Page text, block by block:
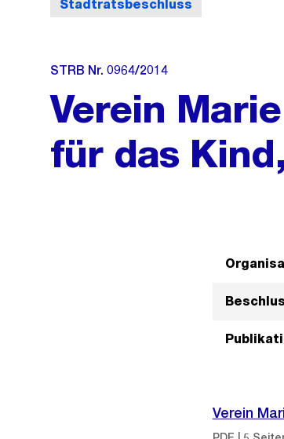
Stadtratsbeschluss
STRB Nr. 0964/2014
Verein
für das
Verein